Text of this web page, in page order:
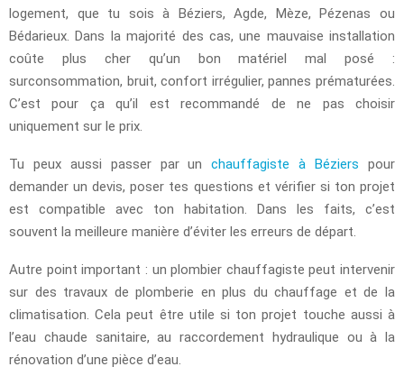
logement, que tu sois à Béziers, Agde, Mèze, Pézenas ou
Bédarieux. Dans la majorité des cas, une mauvaise installation
coûte plus cher qu’un bon matériel mal posé :
surconsommation, bruit, confort irrégulier, pannes prématurées.
C’est pour ça qu’il est recommandé de ne pas choisir
uniquement sur le prix.
Tu peux aussi passer par unchauffagiste à Béziers pour
demander un devis, poser tes questions et vérifier si ton projet
est compatible avec ton habitation. Dans les faits, c’est
souvent la meilleure manière d’éviter les erreurs de départ.
Autre point important : un plombier chauffagiste peut intervenir
sur des travaux de plomberie en plus du chauffage et de la
climatisation. Cela peut être utile si ton projet touche aussi à
l’eau chaude sanitaire, au raccordement hydraulique ou à la
rénovation d’une pièce d’eau.